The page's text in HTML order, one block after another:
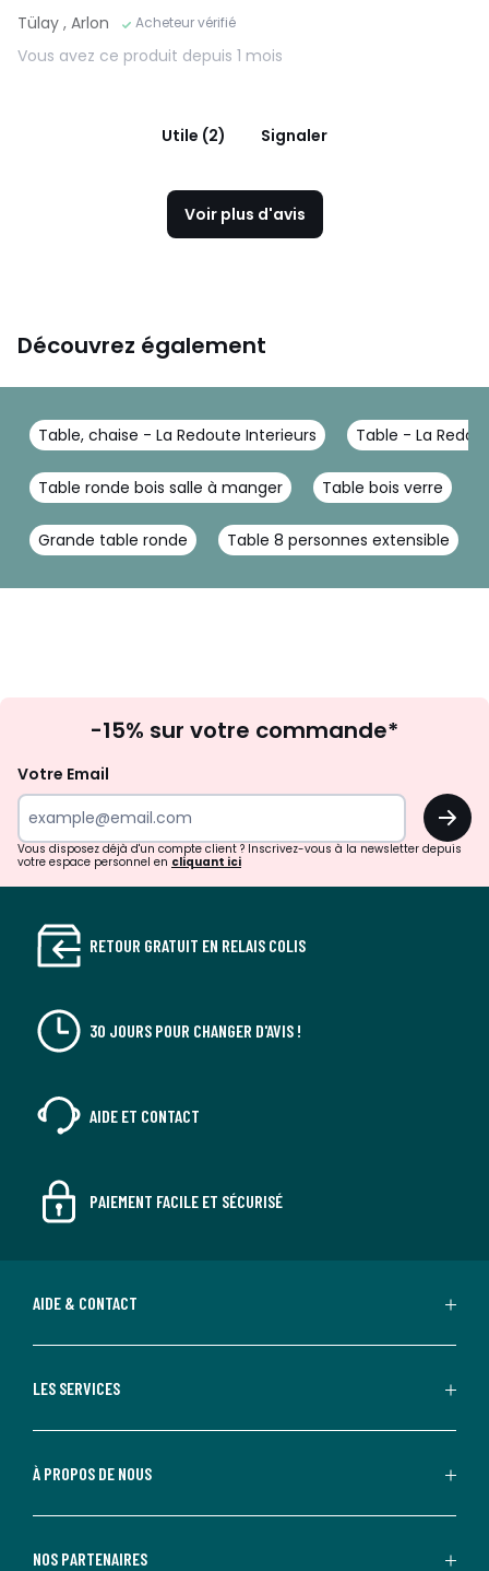
Tülay , Arlon Acheteur vérifié
Vous avez ce produit depuis 1 mois
Utile (2) Signaler
Voir plus d'avis
Découvrez également
Table, chaise - La Redoute Interieurs Table - La
Table ronde bois salle à manger Table bois verre
Grande table ronde Table 8 personnes extensible
à
newsletter
-15% sur votre commande*
Votre Email
OK
Vous disposez déjà d'un compte client ? Inscrivez-vous à la newsletter depuis
votre espace personnel en cliquant ici
RETOUR GRATUIT EN RELAIS COLIS
30 JOURS POUR CHANGER D'AVIS !
AIDE ET CONTACT
PAIEMENT FACILE ET SÉCURISÉ
AIDE & CONTACT
LES SERVICES
À PROPOS DE NOUS
NOS PARTENAIRES